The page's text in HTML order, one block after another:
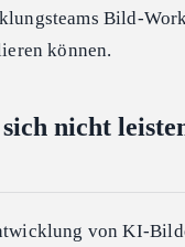
Bild-
können.
nicht
von KI-